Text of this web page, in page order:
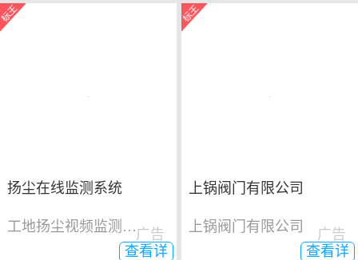
扬尘在线监测系统
工地扬尘视频监测系统
查看详
广告
上锅阀门有限公司
上锅阀门有限公司
查看详
广告